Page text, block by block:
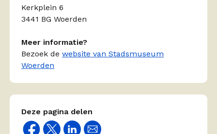
Kerkplein 6
3441 BG Woerden
Meer informatie?
Bezoek de website van Stadsmuseum
Woerden
Deze pagina delen